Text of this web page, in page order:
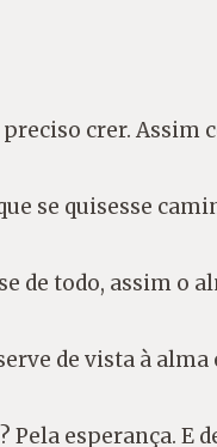
crer. Assim
se quisesse
todo, assim o
de vista à alma
esperança. E